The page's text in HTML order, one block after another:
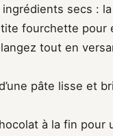
secs :
fourchette pour
tout en
pâte lisse et
à la fin pour